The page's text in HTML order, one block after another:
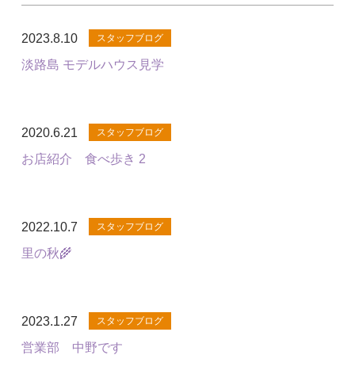
2023.8.10 スタッフブログ
淡路島 モデルハウス見学
2020.6.21 スタッフブログ
お店紹介 食べ歩き 2
2022.10.7 スタッフブログ
里の秋🌾
2023.1.27 スタッフブログ
営業部 中野です